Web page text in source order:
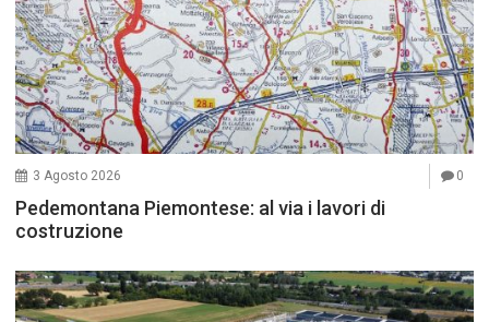
3 Agosto 2026 0
Pedemontana Piemontese: al via i lavori di
costruzione